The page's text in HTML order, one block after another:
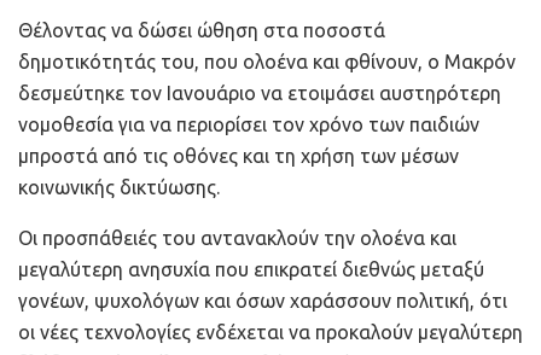
Θέλοντας να δώσει ώθηση στα ποσοστά
δημοτικότητάς του, που ολοένα και φθίνουν, ο Μακρόν
δεσμεύτηκε τον Ιανουάριο να ετοιμάσει αυστηρότερη
νομοθεσία για να περιορίσει τον χρόνο των παιδιών
μπροστά από τις οθόνες και τη χρήση των μέσων
κοινωνικής δικτύωσης.
Οι προσπάθειές του αντανακλούν την ολοένα και
μεγαλύτερη ανησυχία που επικρατεί διεθνώς μεταξύ
γονέων, ψυχολόγων και όσων χαράσσουν πολιτική, ότι
οι νέες τεχνολογίες ενδέχεται να προκαλούν μεγαλύτερη